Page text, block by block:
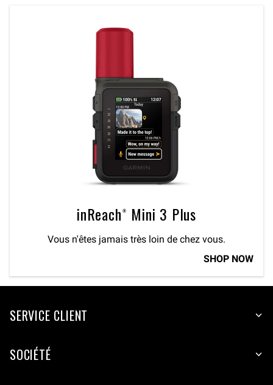
inReach® Mini 3 Plus
Vous n'êtes jamais très loin de chez vous.
SHOP NOW
SERVICE CLIENT
SOCIÉTÉ